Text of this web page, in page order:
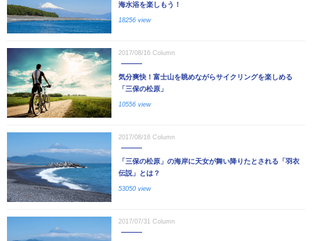
海水浴を楽しもう！
18256 view
2017/08/16 Column
気分爽快！富士山を眺めながらサイクリングを楽しめる
「三保の松原」
10556 view
2017/08/16 Column
「三保の松原」の海岸に天女が舞い降りたとされる「羽衣
伝説」とは？
53050 view
2017/07/31 Column